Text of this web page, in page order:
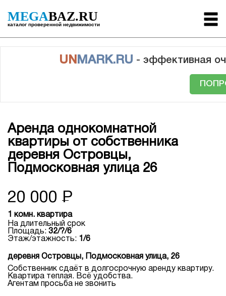
MEGABAZ.RU
каталог проверенной недвижимости
UN MARK.RU - эффективная
Аренда однокомнатной
квартиры от собственника
деревня Островцы,
Подмосковная улица 26
20 000 Р
1 комн. квартира
На длительный срок
Площадь: 32/?/6
Этаж/этажность: 1/6
деревня Островцы, Подмосковная улица, 26
Собственник сдаёт в долгосрочную аренду квартиру.
Квартира теплая. Всё удобства.
Агентам просьба не звонить